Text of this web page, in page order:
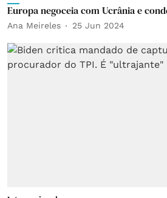
Europa negoceia com Ucrânia e
Ana Meireles 25 Jun 2024